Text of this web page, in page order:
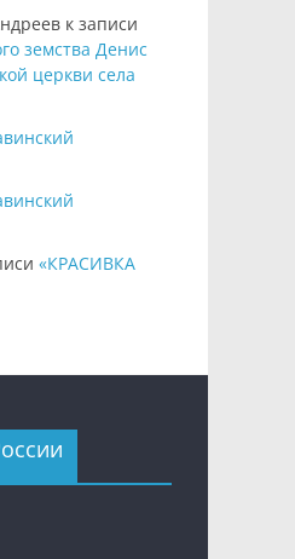
к записи
земства Денис
церкви села
«КРАСИВКА